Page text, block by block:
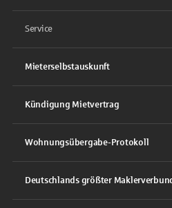
Service
Mieterselbstauskunft
Kündigung Mietvertrag
Wohnungsübergabe-Protokoll
Deutschlands größter